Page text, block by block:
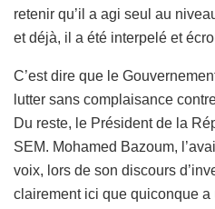
retenir qu’il a agi seul au
et déjà, il a été interpelé et
C’est dire que le
lutter sans complaisance
Du reste, le Président de la
SEM. Mohamed Bazoum,
voix, lors de son discours
clairement ici que quiconque